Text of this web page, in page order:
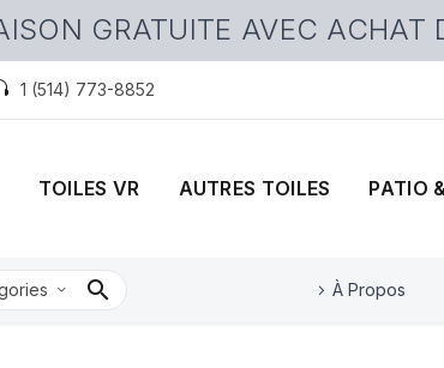
GRATUITE AVEC ACHAT
1 (514) 773-8852
TOILES VR AUTRES TOILES PATIO
À Propos